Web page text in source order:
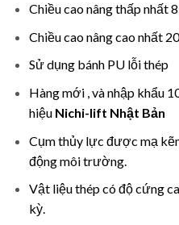
Chiều cao nâng thấp nhất
Chiều cao nâng cao nhất
Sử dụng bánh PU lỗi thép
Hàng mới , và nhập khẩu
hiệu Nichi-lift Nhật Bản
Cụm thủy lực được mạ
động môi trường.
Vật liệu thép có độ cứng
kỳ.